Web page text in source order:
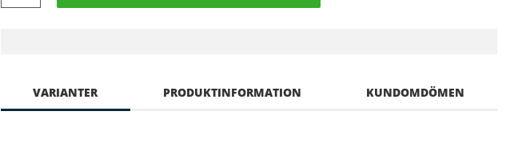
VARIANTER PRODUKTINFORMATION KUNDOMDÖMEN